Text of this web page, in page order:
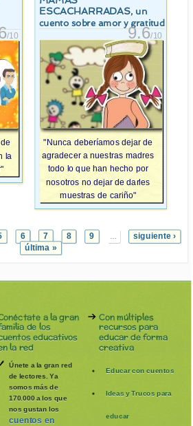
/10
la
ESCACHARRADAS, un
cuento sobre amor y gratitud
9.6/10
"Nunca deberíamos dejar de
agradecer a nuestras madres
todo lo que han hecho por
nosotros no dejar de darles
muestras de cariño"
6 7 8 9
siguiente ›
última »
a la gran
de los
educativos
la red
Únete a la gran red
de lectores. Ya
somos más de
170.000 a los que
nos gustan los
cuentos en
Con múltiples
recursos para
educar de forma
creativa
Educar con cuentos
Ideas y Trucos para
educar